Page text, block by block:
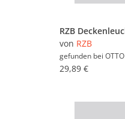
von RZB
gefunden bei OTTO
29,89 €